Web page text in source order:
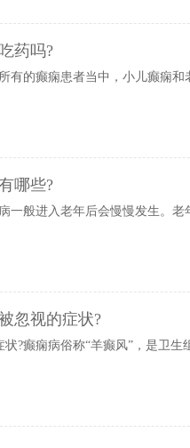
药吗?
有的癫痫患者当中，小儿癫痫和
哪些?
一般进入老年后会慢慢发生。老
忽视的症状?
?癫痫病俗称“羊癫风”，是卫生